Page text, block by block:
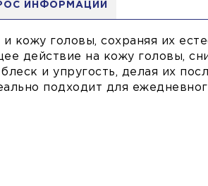
ИНФОРМАЦИИ
кожу головы, сохраняя их
действие на кожу головы,
и упругость, делая их
подходит для